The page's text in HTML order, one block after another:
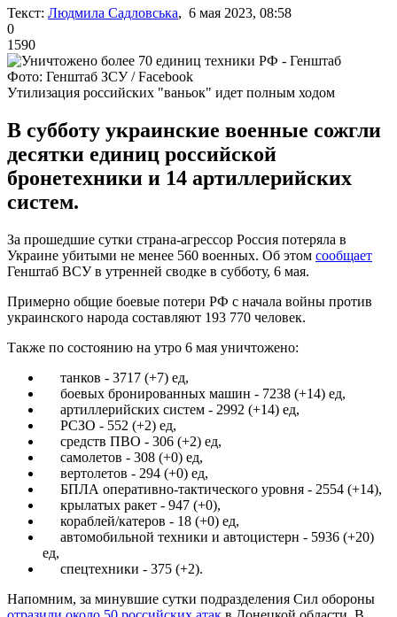
Текст: Людмила Садловська, 6 мая 2023, 08:58
0
1590
Фото: Генштаб ЗСУ / Facebook
Утилизация российских "ваньок" идет полным ходом
В субботу украинские военные сожгли
десятки единиц российской
бронетехники и 14 артиллерийских
систем.
За прошедшие сутки страна-агрессор Россия потеряла в
Украине убитыми не менее 560 военных. Об этом сообщает
Генштаб ВСУ в утренней сводке в субботу, 6 мая.
Примерно общие боевые потери РФ с начала войны против
украинского народа составляют 193 770 человек.
Также по состоянию на утро 6 мая уничтожено:
танков - 3717 (+7) ед,
боевых бронированных машин - 7238 (+14) ед,
артиллерийских систем - 2992 (+14) ед,
РСЗО - 552 (+2) ед,
средств ПВО - 306 (+2) ед,
самолетов - 308 (+0) ед,
вертолетов - 294 (+0) ед,
БПЛА оперативно-тактического уровня - 2554 (+14),
крылатых ракет - 947 (+0),
кораблей/катеров - 18 (+0) ед,
автомобильной техники и автоцистерн - 5936 (+20)
ед,
спецтехники - 375 (+2).
Напомним, за минувшие сутки подразделения Сил обороны